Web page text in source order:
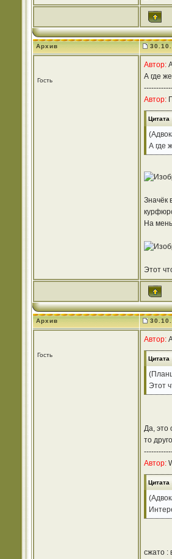
Архив
Гость
Автор:
А где
Автор:
Цитата
А где
Значёк
На
Этот
Архив
Гость
Автор:
Цитата
Этот
Да, это
то
Автор:
Цитата
сжато :